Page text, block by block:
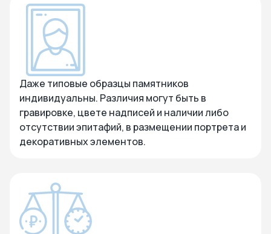
Даже типовые образцы памятников
индивидуальны. Различия могут быть в
гравировке, цвете надписей и наличии либо
отсутствии эпитафий, в размещении портрета и
декоративных элементов.